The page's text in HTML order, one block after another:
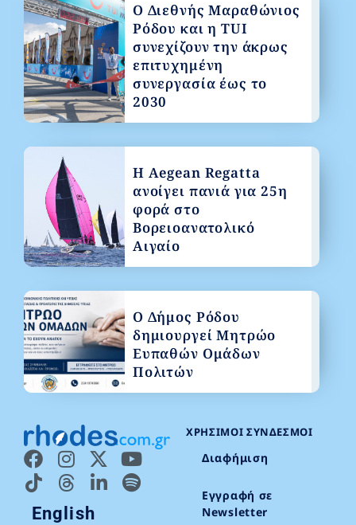
English
ΧΡΉΣΙΜΟΙ ΣΎΝΔΕΣΜΟΙ
Διαφήμιση
Εγγραφή σε
Newsletter
Ο Διεθνής Μαραθώνιος
Ρόδου και η TUI
συνεχίζουν την άκρως
επιτυχημένη
συνεργασία έως το
2030
Η Aegean Regatta
ανοίγει πανιά για 25η
φορά στο
Βορειοανατολικό
Αιγαίο
Ο Δήμος Ρόδου
δημιουργεί Μητρώο
Ευπαθών Ομάδων
Πολιτών